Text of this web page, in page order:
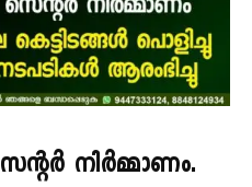
സെന്റർ നിർമ്മാണം.